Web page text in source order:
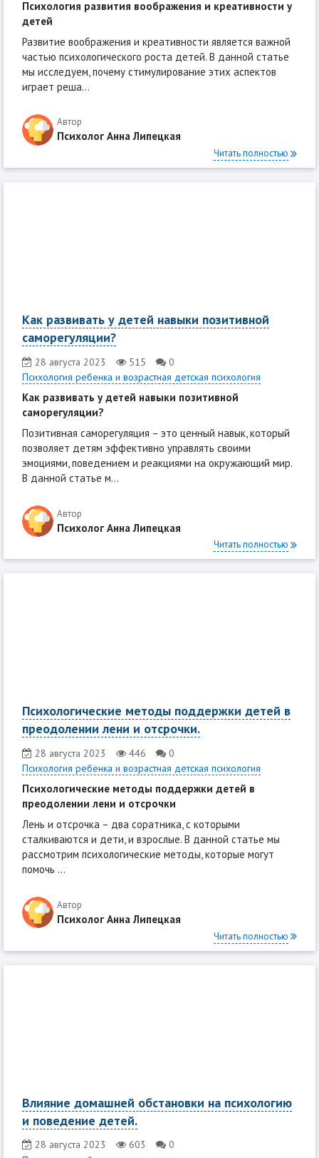
Психология развития воображения и креативности у
детей
Развитие воображения и креативности является важной
частью психологического роста детей. В данной статье
мы исследуем, почему стимулирование этих аспектов
играет реша...
Автор
Психолог Анна Липецкая
Читать полностью
Как развивать у детей навыки позитивной
саморегуляции?
28 августа 2023 515
0
Психология ребенка и возрастная детская психология
Как развивать у детей навыки позитивной
саморегуляции?
Позитивная саморегуляция – это ценный навык, который
позволяет детям эффективно управлять своими
эмоциями, поведением и реакциями на окружающий мир.
В данной статье м...
Автор
Психолог Анна Липецкая
Читать полностью
Психологические методы поддержки детей в
преодолении лени и отсрочки.
28 августа 2023 446
0
Психология ребенка и возрастная детская психология
Психологические методы поддержки детей в
преодолении лени и отсрочки
Лень и отсрочка – два соратника, с которыми
сталкиваются и дети, и взрослые. В данной статье мы
рассмотрим психологические методы, которые могут
помочь ...
Автор
Психолог Анна Липецкая
Читать полностью
Влияние домашней обстановки на психологию
и поведение детей.
28 августа 2023 603
0